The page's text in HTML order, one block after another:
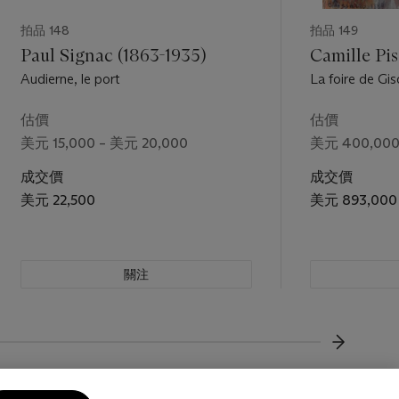
拍品 148
Paul Signac (1863-1935)
Audierne, le port
估價
美元 15,000 – 美元 20,000
成交價
美元 22,500
關注
拍品 149
Camille
La foire de
估價
美元
成交價
美元 893,000